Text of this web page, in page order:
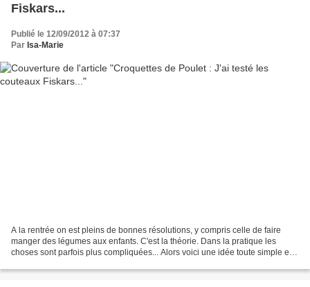
Fiskars...
Publié le 12/09/2012 à 07:37
Par Isa-Marie
A la rentrée on est pleins de bonnes résolutions, y compris celle de faire
manger des légumes aux enfants. C'est la théorie. Dans la pratique les
choses sont parfois plus compliquées... Alors voici une idée toute simple et